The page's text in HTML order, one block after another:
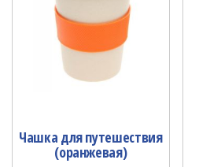
Чашка для путешествия
(оранжевая)